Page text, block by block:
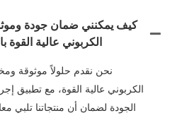
كيف يمكنني ضمان جودة
الكربوني عالية
نحن نقدم حلولاً موثوقة
الكربوني عالية القوة، مع تطبيق
الجودة لضمان أن منتجاتنا تلبي